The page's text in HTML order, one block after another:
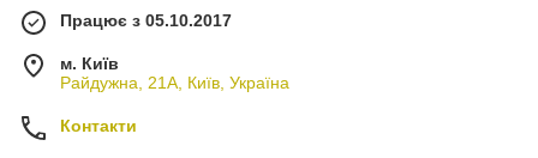
Працює з 05.10.2017
м. Київ
Райдужна, 21А, Київ, Україна
Контакти